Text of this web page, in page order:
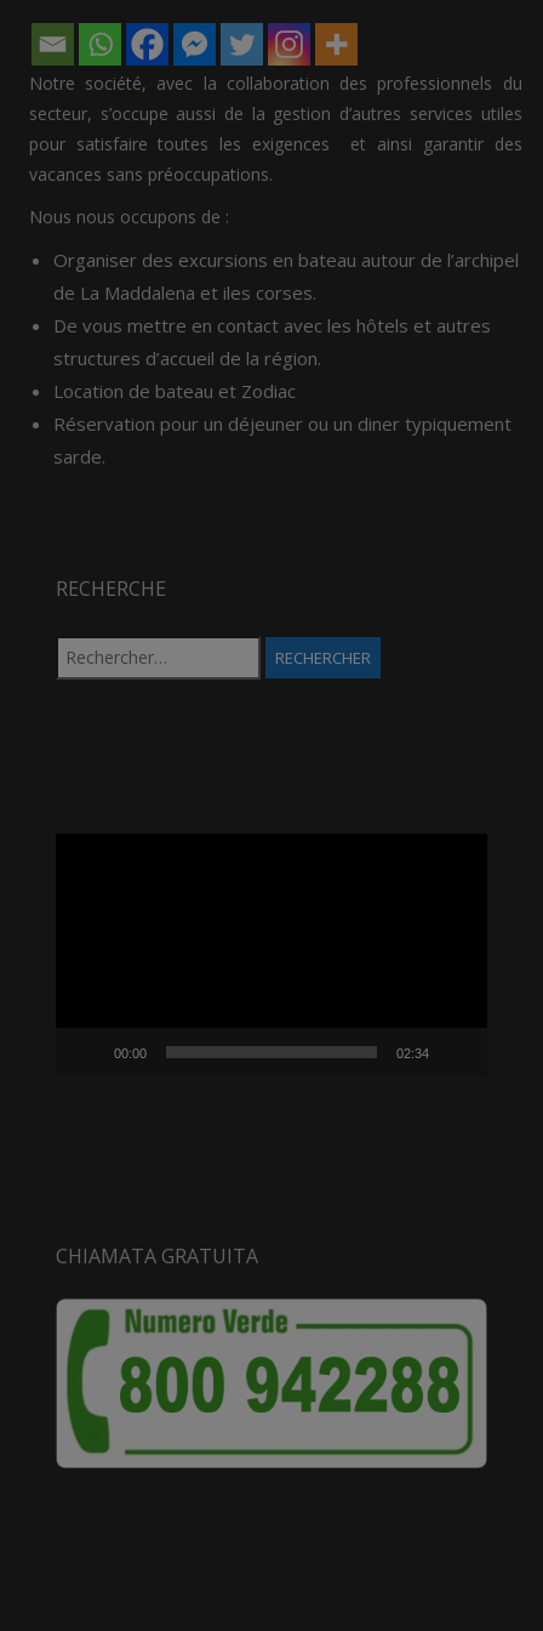
Notre société, avec la collaboration des professionnels du
secteur, s’occupe aussi de la gestion d’autres services utiles
pour satisfaire toutes les exigences et ainsi garantir des
vacances sans préoccupations.
Nous nous occupons de :
Organiser des excursions en bateau autour de l’archipel
de La Maddalena et iles corses.
De vous mettre en contact avec les hôtels et autres
structures d’accueil de la région.
Location de bateau et Zodiac
Réservation pour un déjeuner ou un diner typiquement
sarde.
RECHERCHE
Rechercher :
00:00 02:34
CHIAMATA GRATUITA